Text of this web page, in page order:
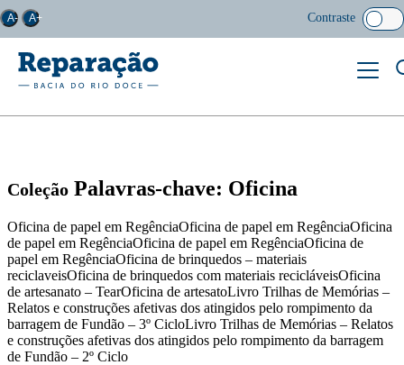
A- A+ Contraste
Coleção Palavras-chave: Oficina
Oficina de papel em RegênciaOficina de papel em RegênciaOficina
de papel em RegênciaOficina de papel em RegênciaOficina de
papel em RegênciaOficina de brinquedos – materiais
reciclaveisOficina de brinquedos com materiais recicláveisOficina
de artesanato – TearOficina de artesatoLivro Trilhas de Memórias –
Relatos e construções afetivas dos atingidos pelo rompimento da
barragem de Fundão – 3º CicloLivro Trilhas de Memórias – Relatos
e construções afetivas dos atingidos pelo rompimento da barragem
de Fundão – 2º Ciclo